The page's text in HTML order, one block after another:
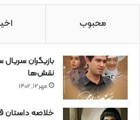
محبوب
بازیگران
نقش‌ها
مهر ۱۲, ۱۴۰۲
خلاصه داستان